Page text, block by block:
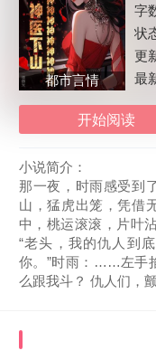
都市言情
字
状
更
最
开始阅读
小说简介：
那一夜，时雨感受到
山，猛虎出笼，凭借
中，桃运滚滚，片叶
“老头，我的仇人到
你。”时雨：……左手
么跟我斗？ 仇人们，